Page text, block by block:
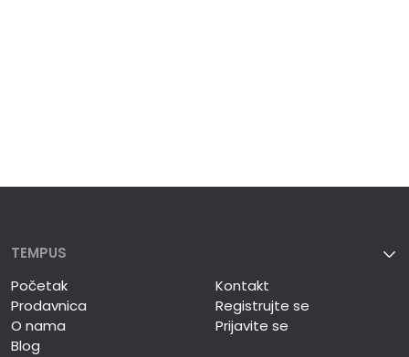
TEMPUS
Početak
Prodavnica
O nama
Blog
Kontakt
Registrujte se
Prijavite se